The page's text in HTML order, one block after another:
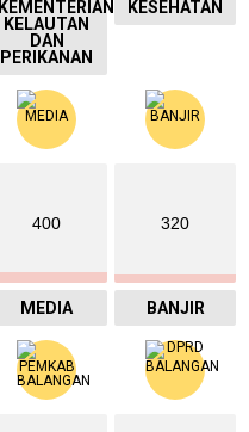
KEMENTERIAN
KELAUTAN
DAN
PERIKANAN
KESEHATAN
400
MEDIA
320
BANJIR